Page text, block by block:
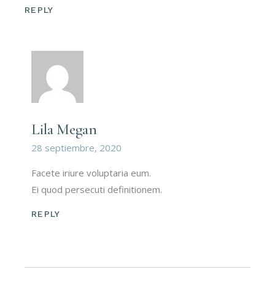
REPLY
Lila Megan
28 septiembre, 2020
Facete iriure voluptaria eum.
Ei quod persecuti definitionem.
REPLY